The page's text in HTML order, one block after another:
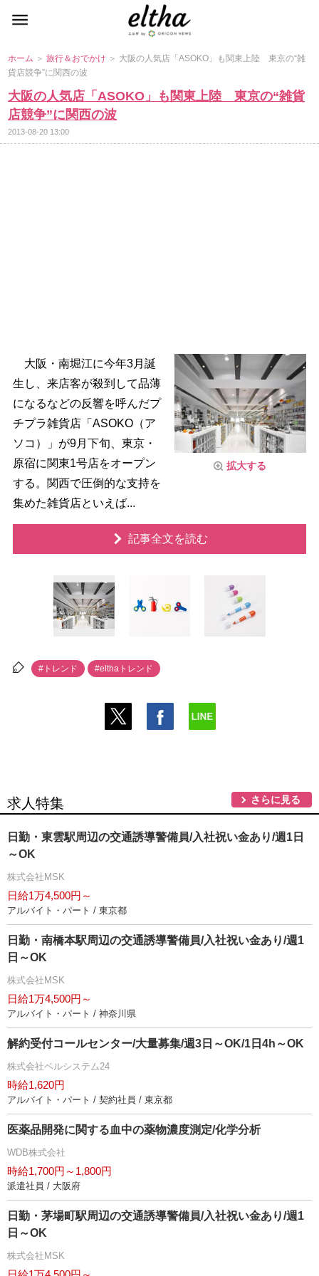
ホーム ＞旅行＆おでかけ ＞ 大阪の人気店「ASOKO」も関東上陸 東京の“雑
貨店競争”に関西の波
大阪の人気店「ASOKO」も関東上陸 東京の“雑貨
店競争”に関西の波
2013-08-20 13:00
拡大する
大阪・南堀江に今年3月誕
生し、来店客が殺到して品薄
になるなどの反響を呼んだプ
チプラ雑貨店「ASOKO（ア
ソコ）」が9月下旬、東京・
原宿に関東1号店をオープン
する。関西で圧倒的な支持を
集めた雑貨店といえば...
記事全文を読む
#トレンド #elthaトレンド
求人特集 さらに見る
日勤・東雲駅周辺の交通誘導警備員/入社祝い金あり/週1日
～OK
株式会社MSK
日給1万4,500円～
アルバイト・パート / 東京都
日勤・南橋本駅周辺の交通誘導警備員/入社祝い金あり/週1
日～OK
株式会社MSK
日給1万4,500円～
アルバイト・パート / 神奈川県
解約受付コールセンター/大量募集/週3日～OK/1日4h～OK
株式会社ベルシステム24
時給1,620円
アルバイト・パート / 契約社員 / 東京都
医薬品開発に関する血中の薬物濃度測定/化学分析
WDB株式会社
時給1,700円～1,800円
派遣社員 / 大阪府
日勤・茅場町駅周辺の交通誘導警備員/入社祝い金あり/週1
日～OK
株式会社MSK